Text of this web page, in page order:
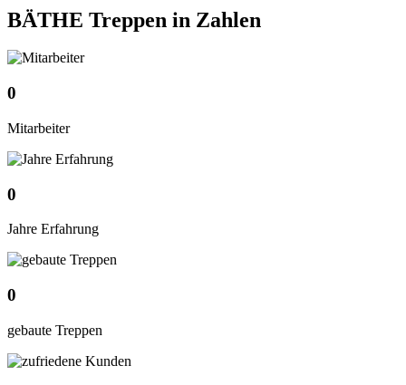
BÄTHE Treppen in Zahlen
0
Mitarbeiter
0
Jahre Erfahrung
0
gebaute Treppen